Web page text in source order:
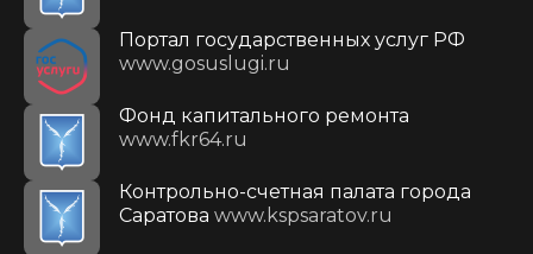
Портал государственных услуг РФ
www.gosuslugi.ru
Фонд капитального ремонта
www.fkr64.ru
Контрольно-счетная палата города
Саратова www.kspsaratov.ru